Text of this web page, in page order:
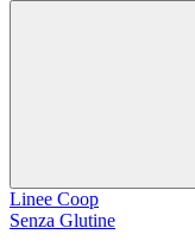
Linee Coop
Senza Glutine